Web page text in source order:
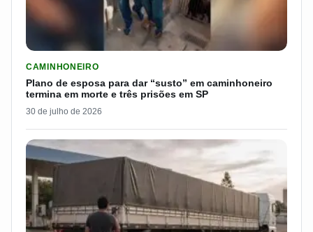
CAMINHONEIRO
Plano de esposa para dar “susto” em caminhoneiro
termina em morte e três prisões em SP
30 de julho de 2026